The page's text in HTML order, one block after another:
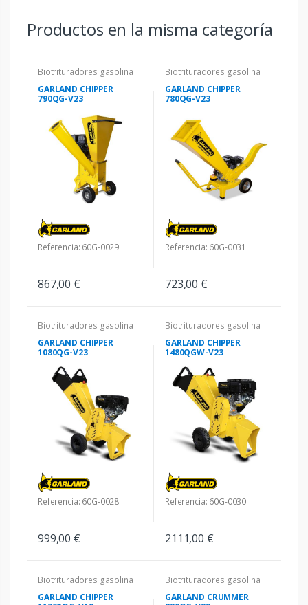
Productos en la misma categoría
Biotrituradores gasolina
GARLAND CHIPPER
790QG-V23
Referencia: 60G-0029
867,00 €
Biotrituradores gasolina
GARLAND CHIPPER
780QG-V23
Referencia: 60G-0031
723,00 €
Biotrituradores gasolina
GARLAND CHIPPER
1080QG-V23
Referencia: 60G-0028
999,00 €
Biotrituradores gasolina
GARLAND CHIPPER
1480QGW-V23
Referencia: 60G-0030
2111,00 €
Biotrituradores gasolina
GARLAND CHIPPER
Biotrituradores gasolina
GARLAND CRUMMER